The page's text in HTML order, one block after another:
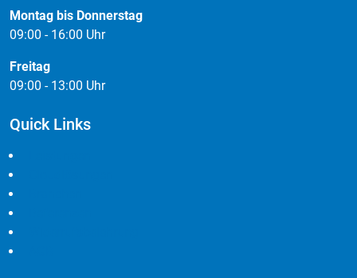
Montag bis Donnerstag
09:00 - 16:00 Uhr
Freitag
09:00 - 13:00 Uhr
Quick Links